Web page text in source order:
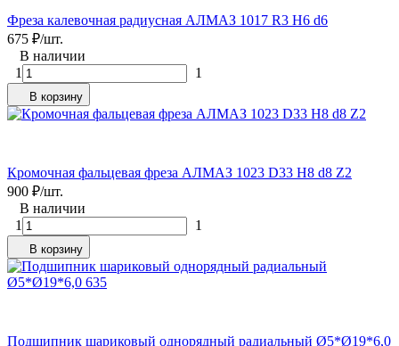
Фреза калевочная радиусная АЛМАЗ 1017 R3 H6 d6
675 ₽/шт.
В наличии
1
1
В корзину
Кромочная фальцевая фреза АЛМАЗ 1023 D33 H8 d8 Z2
900 ₽/шт.
В наличии
1
1
В корзину
Подшипник шариковый однорядный радиальный Ø5*Ø19*6,0